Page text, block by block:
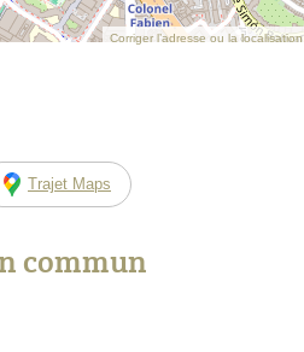
Corriger l’adresse ou la localisation
Trajet Maps
commun